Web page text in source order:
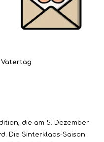
Vatertag
die am 5. Dezember
Die Sinterklaas-Saison